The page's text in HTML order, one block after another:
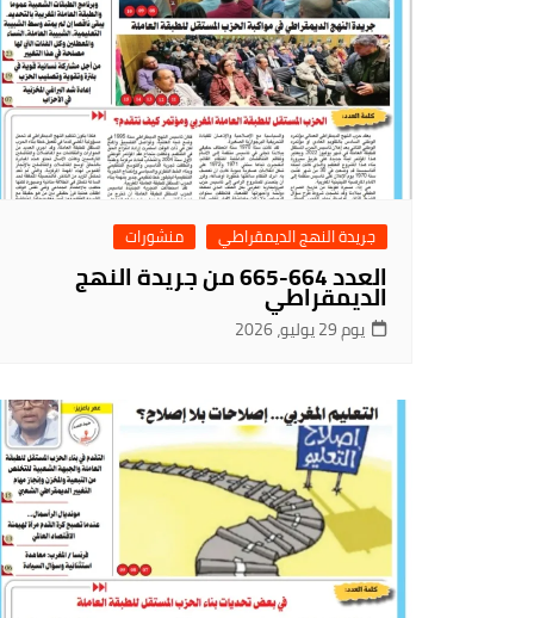
جريدة النهج الديمقراطي منشورات
العدد 664-665 من جريدة النهج الديمقراطي
يوم 29 يوليو، 2026